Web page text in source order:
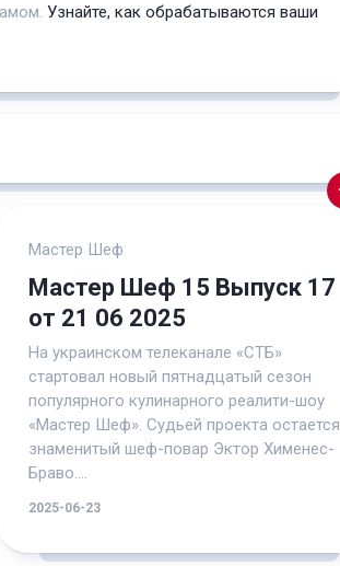
Узнайте, как обрабатываются ваши
Мастер Шеф
Мастер Шеф 15 Выпуск 17
от 21 06 2025
На украинском телеканале «СТБ»
стартовал новый пятнадцатый сезон
популярного кулинарного реалити-шоу
«Мастер Шеф». Судьей проекта остается
знаменитый шеф-повар Эктор Хименес-
Браво....
2025-06-23